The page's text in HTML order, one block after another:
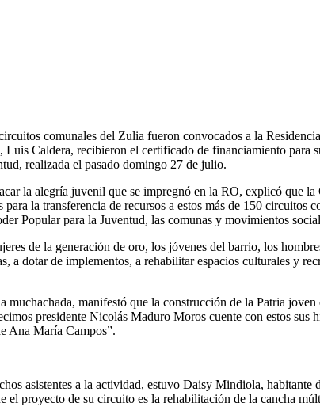
comunales del Zulia fueron convocados a la
Luis Caldera, recibieron el certificado de financiamiento para
realizada el pasado domingo 27 de julio.
la alegría juvenil que se impregnó en la RO, explicó que
la transferencia de recursos a estos más de 150 circuitos
Popular para la Juventud, las comunas y movimientos
de la generación de oro, los jóvenes del barrio, los
a dotar de implementos, a rehabilitar espacios culturales y
muchachada, manifestó que la construcción de la Patria
presidente Nicolás Maduro Moros cuente con estos sus
Ana María Campos”.
asistentes a la actividad, estuvo Daisy Mindiola, habitante
el proyecto de su circuito es la rehabilitación de la cancha